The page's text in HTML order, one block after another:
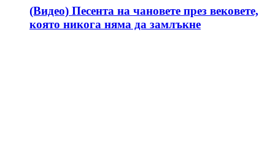
(Видео) Песента на чановете през вековете,
която никога няма да замлъкне